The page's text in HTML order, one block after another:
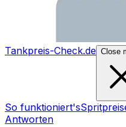
Tankpreis-Check.de Close
So funktioniert's
Antworten